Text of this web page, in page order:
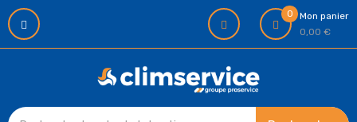
0
Mon panier
0,00 €